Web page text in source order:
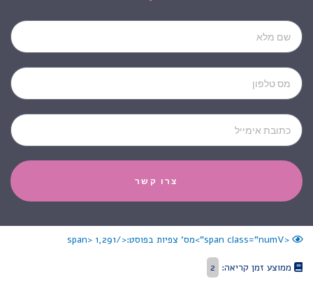
<span class="numV">מס' צפיות בפוסט:</span> 1,291
ממוצע זמן קריאה: 2
Name
Phone
Email
צרו קשר